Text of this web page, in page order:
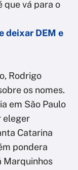
que vá para o
deixar DEM e
Rodrigo
os nomes.
em São Paulo
eleger
Catarina
pondera
Marquinhos